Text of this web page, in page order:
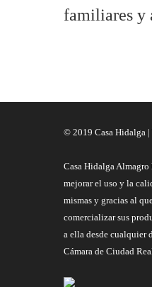
familiares y
© 2019 Casa Hidalga |
Casa Hidalga
mejorar el uso y la
mismas y gracias al
comercializar sus
a ella desde cualquier
Cámara de Ciudad